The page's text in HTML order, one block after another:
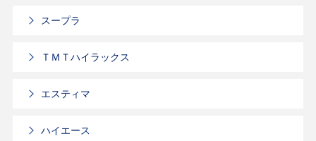
スープラ
ＴＭＴハイラックス
エスティマ
ハイエース